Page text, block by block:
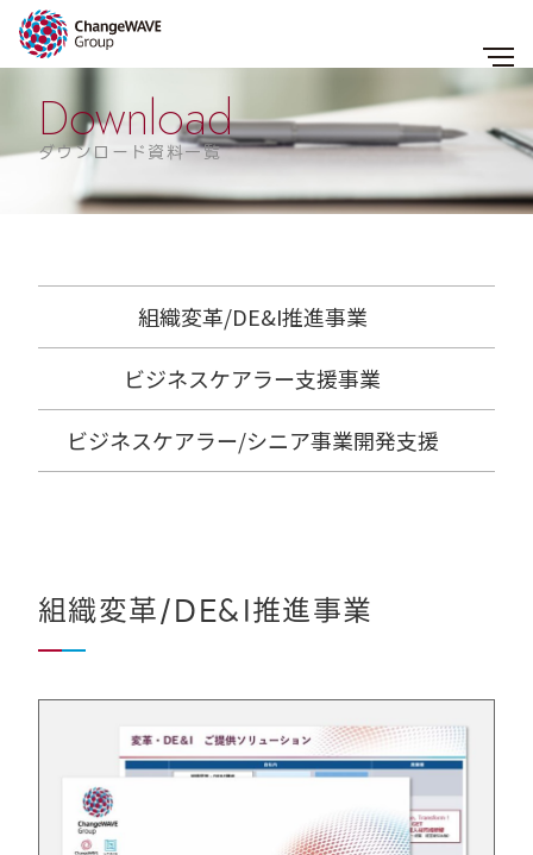
Download
ダウンロード資料一覧
組織変革/DE&I推進事業
ビジネスケアラー支援事業
ビジネスケアラー/シニア事業開発支援
組織変革/DE&I推進事業